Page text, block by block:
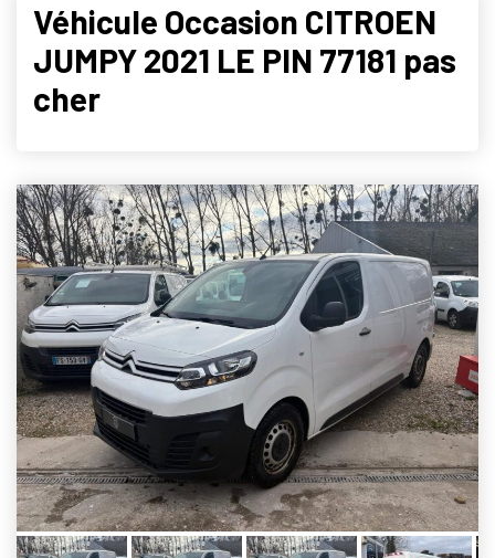
Véhicule Occasion CITROEN
JUMPY 2021 LE PIN 77181 pas
cher